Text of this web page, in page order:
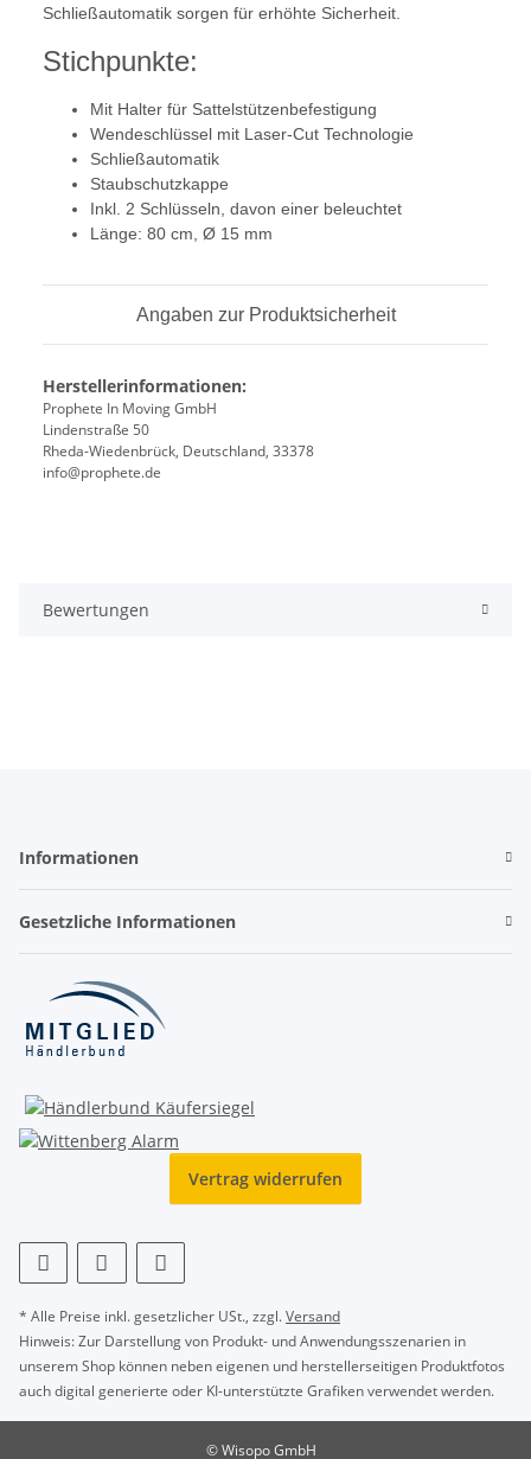
Schließautomatik sorgen für erhöhte Sicherheit.
Stichpunkte:
Mit Halter für Sattelstützenbefestigung
Wendeschlüssel mit Laser-Cut Technologie
Schließautomatik
Staubschutzkappe
Inkl. 2 Schlüsseln, davon einer beleuchtet
Länge: 80 cm, Ø 15 mm
Angaben zur Produktsicherheit
Herstellerinformationen:
Prophete In Moving GmbH
Lindenstraße 50
Rheda-Wiedenbrück, Deutschland, 33378
info@prophete.de
Bewertungen
Informationen
Gesetzliche Informationen
Vertrag widerrufen
* Alle Preise inkl. gesetzlicher USt., zzgl.Versand
Hinweis: Zur Darstellung von Produkt- und Anwendungsszenarien in
unserem Shop können neben eigenen und herstellerseitigen Produktfotos
auch digital generierte oder KI-unterstützte Grafiken verwendet werden.
© Wisopo GmbH